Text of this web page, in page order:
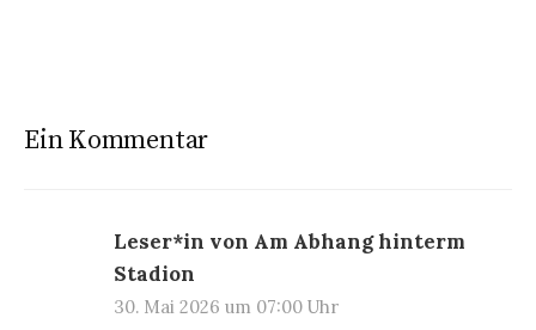
Ein Kommentar
Leser*in von Am Abhang hinterm
Stadion
30. Mai 2026 um 07:00 Uhr